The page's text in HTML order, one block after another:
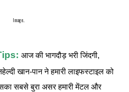
Image..
आज की भागदौड़ भरी जिंदगी,
खान-पान ने हमारी लाइफस्टाइल को
सबसे बुरा असर हमारी मेंटल और